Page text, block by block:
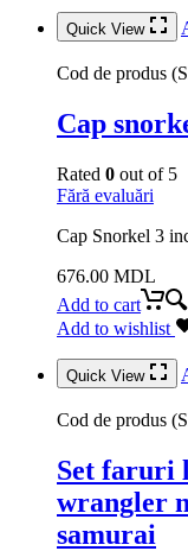
Quick View
Cod de produs
Cap
Rated 0 out of 5
Fără evaluări
Cap Snorkel 3
676.00 MDL
Add to cart
Add to wishlist
Quick View
Cod de produs
Set faruri
wrangler
samurai